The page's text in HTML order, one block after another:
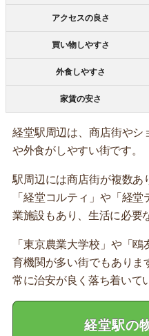
アクセスの良さ
買い物しやすさ
外食しやすさ
家賃の安さ
経堂駅周辺は、商店街やシ
や外食がしやすい街です。
駅周辺には商店街が複数あ
「経堂コルティ」や「経
業施設もあり、生活に必要
「東京農業大学校」や「
育機関が多い街でもありま
常に治安が良く落ち着いて
経堂駅の